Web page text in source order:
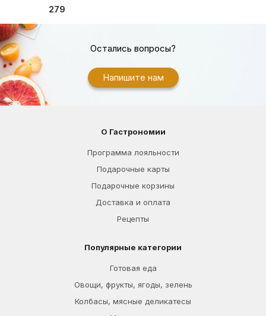
279
Остались вопросы?
Напишите нам
О Гастрономии
Программа лояльности
Подарочные карты
Подарочные корзины
Доставка и оплата
Рецепты
Популярные категории
Готовая еда
Овощи, фрукты, ягоды, зелень
Колбасы, мясные деликатесы